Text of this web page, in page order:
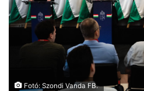
Fotó: Szondi Vanda FB.